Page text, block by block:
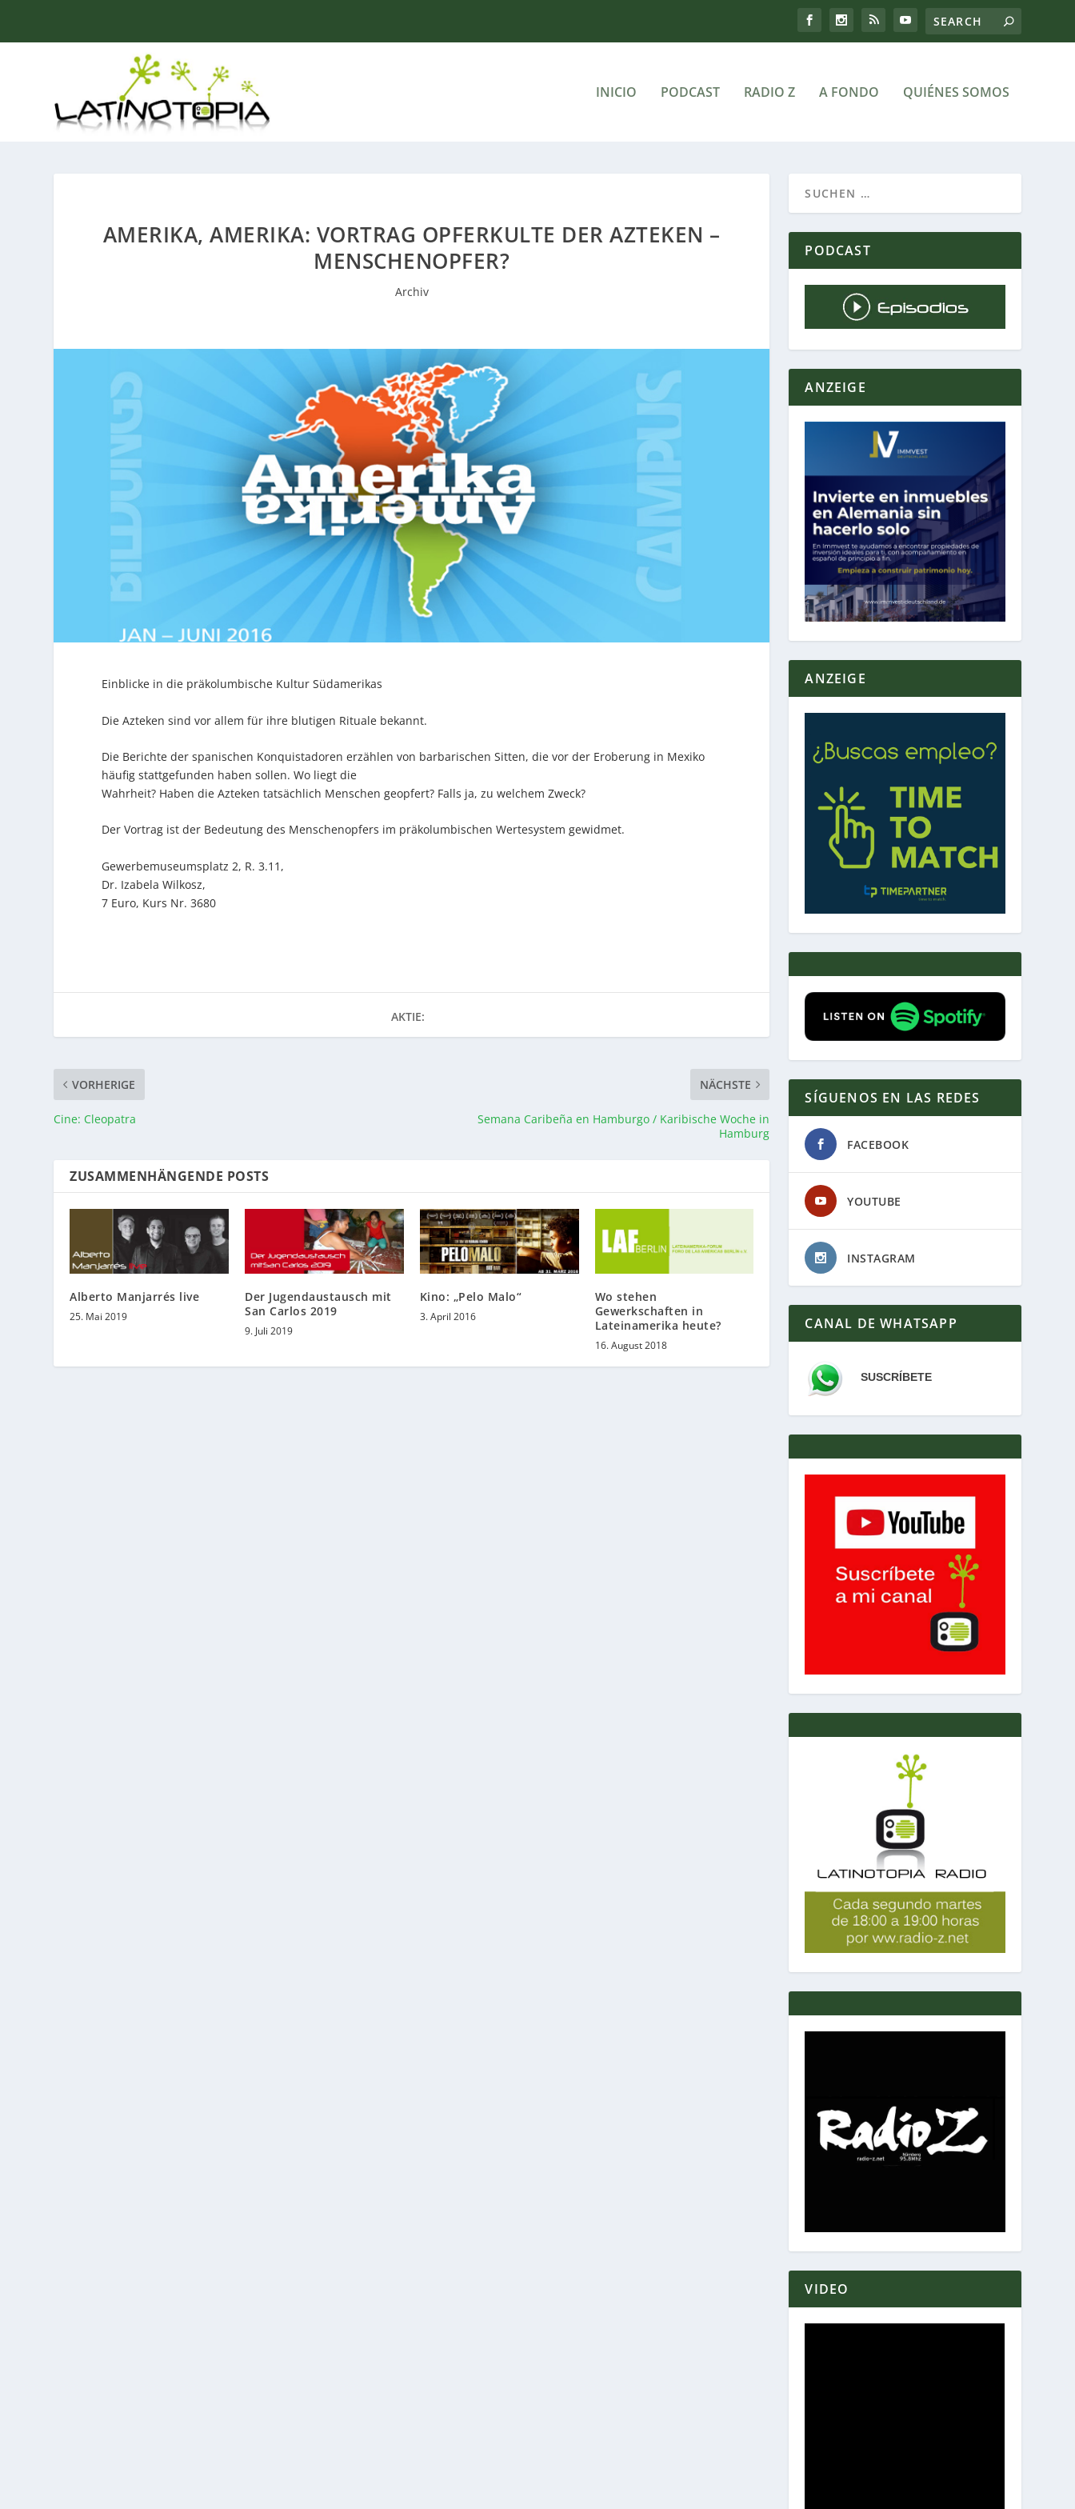
INICIO PODCAST RADIO Z A FONDO QUIÉNES SOMOS
AMERIKA, AMERIKA: VORTRAG OPFERKULTE DER AZTEKEN –
MENSCHENOPFER?
Archiv
Einblicke in die präkolumbische Kultur Südamerikas
Die Azteken sind vor allem für ihre blutigen Rituale bekannt.
Die Berichte der spanischen Konquistadoren erzählen von barbarischen Sitten, die vor der Eroberung in Mexiko
häufig stattgefunden haben sollen. Wo liegt die
Wahrheit? Haben die Azteken tatsächlich Menschen geopfert? Falls ja, zu welchem Zweck?
Der Vortrag ist der Bedeutung des Menschenopfers im präkolumbischen Wertesystem gewidmet.
Gewerbemuseumsplatz 2, R. 3.11,
Dr. Izabela Wilkosz,
7 Euro, Kurs Nr. 3680
AKTIE:
VORHERIGE
Cine: Cleopatra
NÄCHSTE
Semana Caribeña en Hamburgo / Karibische Woche in
Hamburg
ZUSAMMENHÄNGENDE POSTS
Alberto Manjarrés live
25. Mai 2019
Der Jugendaustausch mit
San Carlos 2019
9. Juli 2019
Kino: „Pelo Malo“
3. April 2016
Wo stehen
Gewerkschaften in
Lateinamerika heute?
16. August 2018
PODCAST
ANZEIGE
ANZEIGE
SÍGUENOS EN LAS REDES
FACEBOOK
YOUTUBE
INSTAGRAM
CANAL DE WHATSAPP
SUSCRÍBETE
VIDEO